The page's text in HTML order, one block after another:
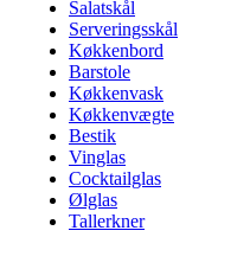
Salatskål
Serveringsskål
Køkkenbord
Barstole
Køkkenvask
Køkkenvægte
Bestik
Vinglas
Cocktailglas
Ølglas
Tallerkner